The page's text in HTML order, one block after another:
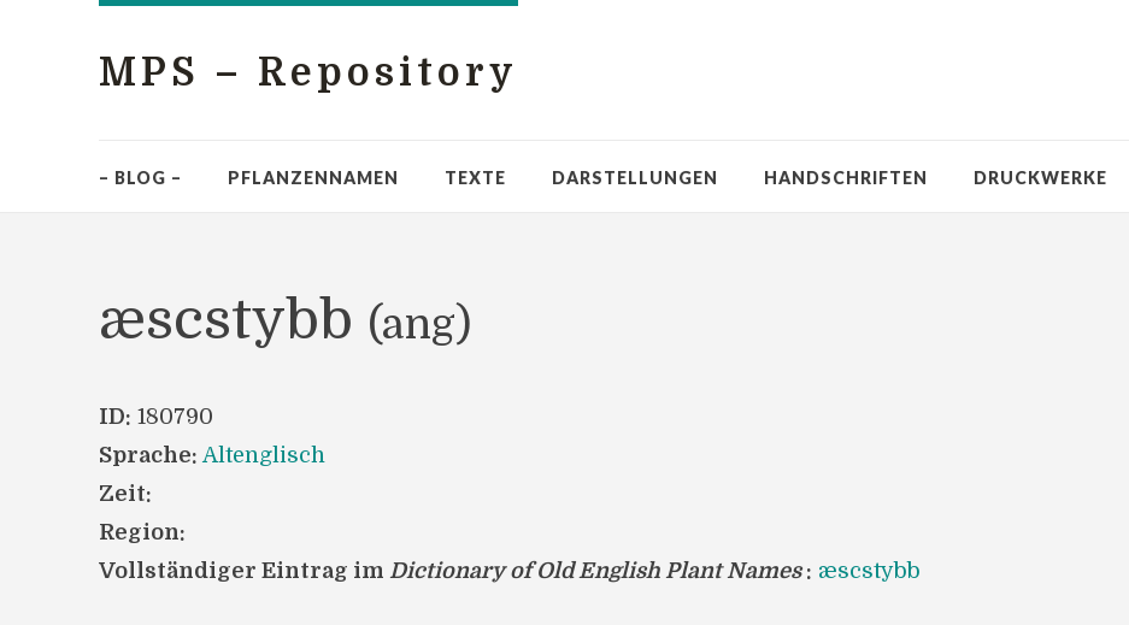
MPS – Repository
– BLOG – PFLANZENNAMEN TEXTE DARSTELLUNGEN HANDSCHRIFTEN DRUCKWERKE
æscstybb (ang)
ID: 180790
Sprache: Altenglisch
Zeit:
Region:
Vollständiger Eintrag im Dictionary of Old English Plant Names : æscstybb